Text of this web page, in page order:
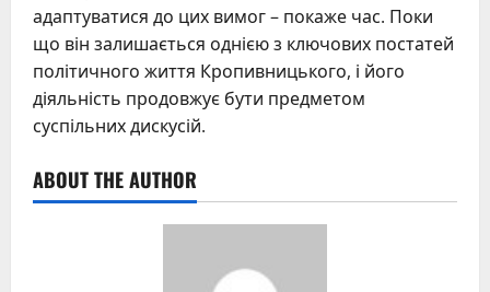
адаптуватися до цих вимог – покаже час. Поки
що він залишається однією з ключових постатей
політичного життя Кропивницького, і його
діяльність продовжує бути предметом
суспільних дискусій.
ABOUT THE AUTHOR